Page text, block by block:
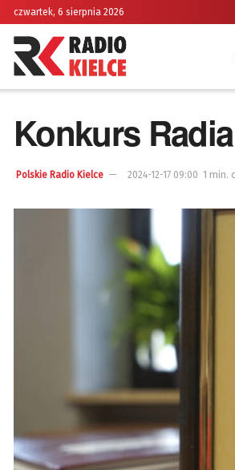
czwartek, 6 sierpnia 2026
Konkurs
Polskie Radio Kielce 2024-12-17 09:00 1 min.